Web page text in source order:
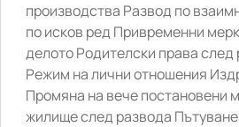
производства Развод по
по исков ред Привременни
делото Родителски права след
Режим на лични отношения
Промяна на вече постановени
жилище след развода